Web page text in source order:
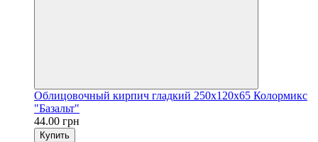
Облицовочный кирпич гладкий 250х120х65 Колормикс
"Базальт"
44.00 грн
Купить